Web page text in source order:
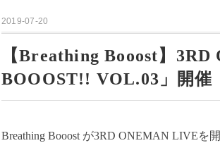
2019-07-20
【Breathing Booost】
BOOOST!! VOL.03」開催
Breathing Booost が3RD ONEMAN LIVEを